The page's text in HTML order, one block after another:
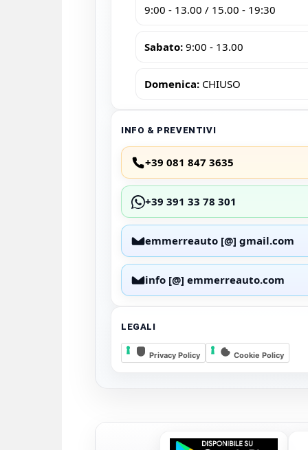
9:00 - 13.00 / 15.00 - 19:30
Sabato: 9:00 - 13.00
Domenica: CHIUSO
INFO & PREVENTIVI
+39 081 847 3635
+39 391 33 78 301
emmerreauto [@] gmail.com
info [@] emmerreauto.com
LEGALI
Privacy Policy Cookie Policy